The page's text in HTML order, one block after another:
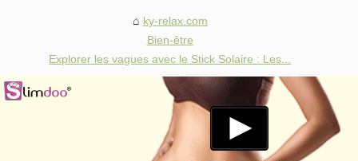
ky-relax.com
Bien-être
Explorer les vagues avec le Stick Solaire : Les...